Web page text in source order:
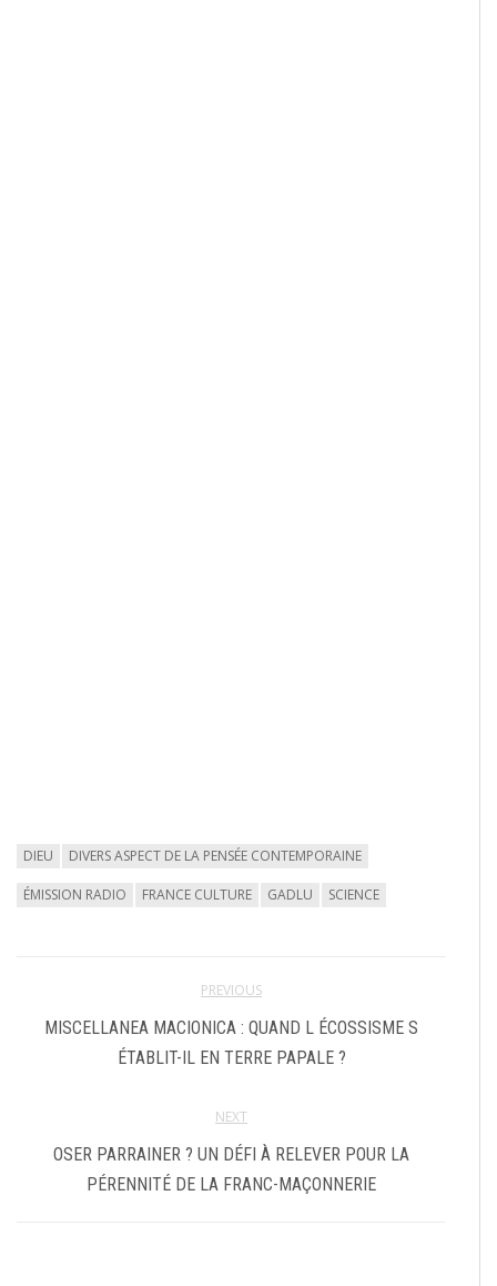
DIEU DIVERS ASPECT DE LA PENSÉE CONTEMPORAINE
ÉMISSION RADIO FRANCE CULTURE GADLU SCIENCE
PREVIOUS
MISCELLANEA MACIONICA : QUAND L ÉCOSSISME S
ÉTABLIT-IL EN TERRE PAPALE ?
NEXT
OSER PARRAINER ? UN DÉFI À RELEVER POUR LA
PÉRENNITÉ DE LA FRANC-MAÇONNERIE